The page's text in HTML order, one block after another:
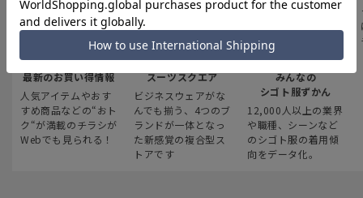
最新のお買い得情報
人気アイテムやおす
すめ商品などの“おト
ク“が満載のチラシが
Webでも見られる！
スーツスクエア
ビジネスウェアがな
んでも揃う、4つのブ
ランドが一体となっ
た新感覚の複合型ス
トアです
みんなの
シゴト服ずかん
12,000人以上の業界
や職種、シーンなど
のシゴト服の着用傾
向をデータ化。